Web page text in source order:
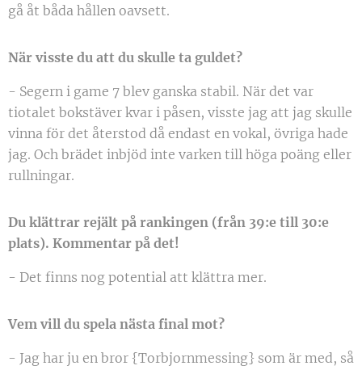
gå åt båda hållen oavsett.
När visste du att du skulle ta guldet?
- Segern i game 7 blev ganska stabil. När det var
tiotalet bokstäver kvar i påsen, visste jag att jag skulle
vinna för det återstod då endast en vokal, övriga hade
jag. Och brädet inbjöd inte varken till höga poäng eller
rullningar.
Du klättrar rejält på rankingen (från 39:e till 30:e
plats). Kommentar på det!
- Det finns nog potential att klättra mer.
Vem vill du spela nästa final mot?
- Jag har ju en bror {Torbjornmessing} som är med, så